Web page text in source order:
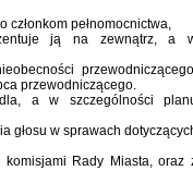
pełnomocnictwa,
ją na zewnątrz, a
przewodniczącego.
a w szczególności
głosu w sprawach
komisjami Rady Miasta, oraz